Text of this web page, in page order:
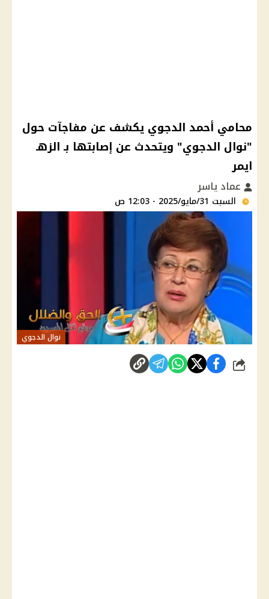
محامي أحمد الدجوي يكشف عن مفاجآت حول
"نوال الدجوي" ويتحدث عن إصابتها بـ الزهـ
ايمر
عماد ياسر
السبت 31/مايو/2025 - 12:03 ص
نوال الدجوي
شارك